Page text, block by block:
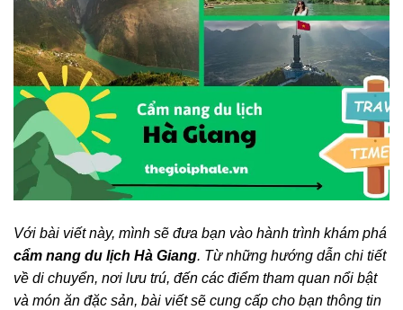
Với bài viết này, mình sẽ đưa bạn vào hành trình khám phá
cẩm nang du lịch Hà Giang. Từ những hướng dẫn chi tiết
về di chuyển, nơi lưu trú, đến các điểm tham quan nổi bật
và món ăn đặc sản, bài viết sẽ cung cấp cho bạn thông tin